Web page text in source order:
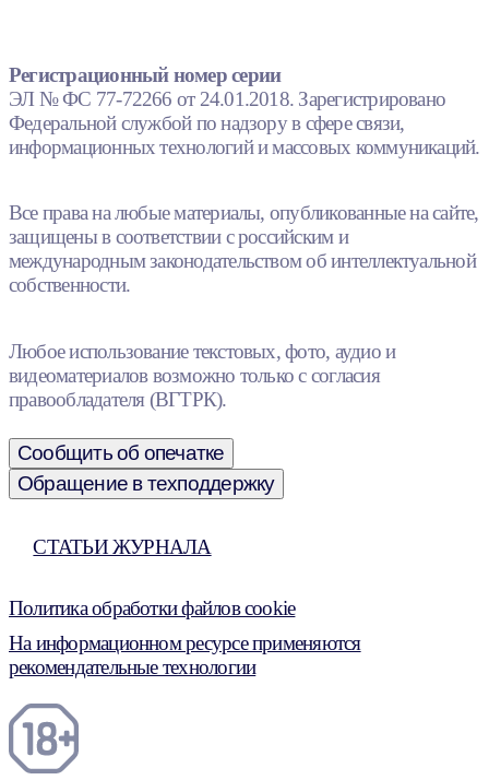
Регистрационный номер серии
ЭЛ № ФС 77-72266 от 24.01.2018. Зарегистрировано
Федеральной службой по надзору в сфере связи,
информационных технологий и массовых коммуникаций.
Все права на любые материалы, опубликованные на сайте,
защищены в соответствии с российским и
международным законодательством об интеллектуальной
собственности.
Любое использование текстовых, фото, аудио и
видеоматериалов возможно только с согласия
правообладателя (ВГТРК).
Сообщить об опечатке
Обращение в техподдержку
СТАТЬИ ЖУРНАЛА
Политика обработки файлов cookie
На информационном ресурсе применяются
рекомендательные технологии